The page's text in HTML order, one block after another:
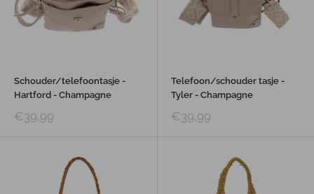
Schouder/telefoontasje -
Hartford - Champagne
€39,99
Telefoon/schouder tasje -
Tyler - Champagne
€39,99